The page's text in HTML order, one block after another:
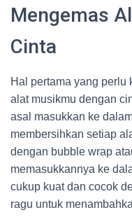
Mengemas
Cinta
Hal pertama yang perlu
alat musikmu dengan
asal masukkan ke
membersihkan setiap
dengan bubble wrap
memasukkannya ke
cukup kuat dan cocok
ragu untuk